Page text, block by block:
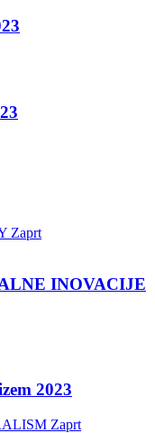
Zaprt
INOVACIJE
2023
Zaprt